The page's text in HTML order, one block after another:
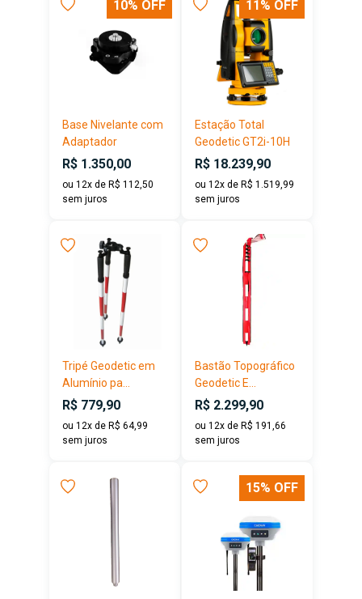
10% OFF
Base Nivelante com
Adaptador
R$ 1.350,00
ou 12x de R$ 112,50
sem juros
11% OFF
Estação Total
Geodetic GT2i-10H
R$ 18.239,90
ou 12x de R$ 1.519,99
sem juros
Tripé Geodetic em
Alumínio pa...
R$ 779,90
ou 12x de R$ 64,99
sem juros
Bastão Topográfico
Geodetic E...
R$ 2.299,90
ou 12x de R$ 191,66
sem juros
15% OFF